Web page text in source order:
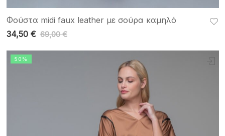
Φούστα midi faux leather με σούρα καμηλό
69,00€
34,50 €
50%